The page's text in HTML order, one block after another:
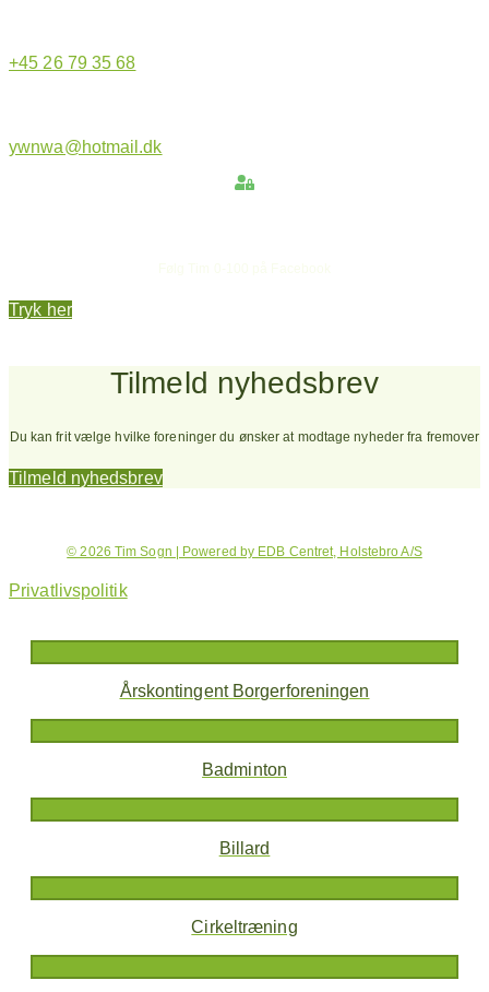
+45 26 79 35 68
ywnwa@hotmail.dk
Tryk her
Tilmeld nyhedsbrev
Du kan frit vælge hvilke foreninger du ønsker at modtage nyheder fra fremover
Tilmeld nyhedsbrev
© 2026 Tim Sogn | Powered by EDB Centret, Holstebro A/S
Privatlivspolitik
Årskontingent Borgerforeningen
Badminton
Billard
Cirkeltræning